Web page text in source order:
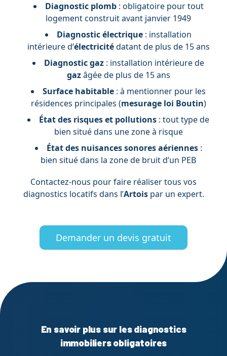
Diagnostic plomb: obligatoire pour tout
logement construit avant janvier 1949
Diagnostic électrique : installation
intérieure d’électricitédatant de plus de 15 ans
Diagnosticgaz : installation intérieure de
gazâgée de plus de 15 ans
Surface habitable : à mentionner pour les
résidences principales (mesurage loi Boutin)
État des risques et pollutions : tout type de
bien situé dans une zone à risque
État des nuisances sonores aériennes:
bien situé dans la zone de bruit d’un PEB
Contactez-nous pour faire réaliser tous vos
diagnostics locatifs dans l’Artois par un expert.
Demander un devis gratuit
En savoir plus sur les diagnostics
immobiliers obligatoires